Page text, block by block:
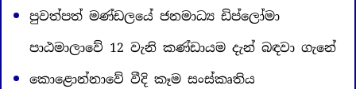
පුවත්පත් මණ්ඩලයේ ජනමාධ්‍ය ඩිප්ලෝමා
පාඨමාලාවේ 12 වැනි කණ්ඩායම දැන් බඳවා ගැනේ
කොළොන්නාවේ වීදි කෑම සංස්කෘතිය